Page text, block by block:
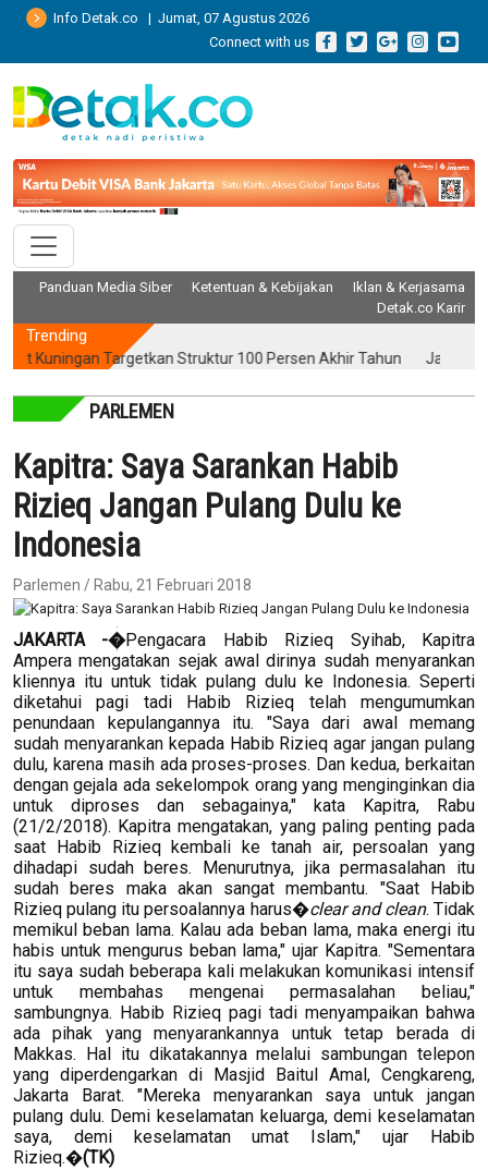
Info Detak.co | Jumat, 07 Agustus 2026
Connect with us
Panduan Media Siber Ketentuan & Kebijakan
Iklan & Kerjasama
Detak.co Karir
Trending
Targetkan Struktur 100 Persen Akhir Tahun Jatim Kinerja
PARLEMEN
Kapitra: Saya Sarankan Habib
Rizieq Jangan Pulang Dulu ke
Indonesia
Parlemen / Rabu, 21 Februari 2018
JAKARTA -�Pengacara Habib Rizieq Syihab, Kapitra
Ampera mengatakan sejak awal dirinya sudah menyarankan
kliennya itu untuk tidak pulang dulu ke Indonesia. Seperti
diketahui pagi tadi Habib Rizieq telah mengumumkan
penundaan kepulangannya itu. "Saya dari awal memang
sudah menyarankan kepada Habib Rizieq agar jangan pulang
dulu, karena masih ada proses-proses. Dan kedua, berkaitan
dengan gejala ada sekelompok orang yang menginginkan dia
untuk diproses dan sebagainya," kata Kapitra, Rabu
(21/2/2018). Kapitra mengatakan, yang paling penting pada
saat Habib Rizieq kembali ke tanah air, persoalan yang
dihadapi sudah beres. Menurutnya, jika permasalahan itu
sudah beres maka akan sangat membantu. "Saat Habib
Rizieq pulang itu persoalannya harus�clear and clean. Tidak
memikul beban lama. Kalau ada beban lama, maka energi itu
habis untuk mengurus beban lama," ujar Kapitra. "Sementara
itu saya sudah beberapa kali melakukan komunikasi intensif
untuk membahas mengenai permasalahan beliau,"
sambungnya. Habib Rizieq pagi tadi menyampaikan bahwa
ada pihak yang menyarankannya untuk tetap berada di
Makkas. Hal itu dikatakannya melalui sambungan telepon
yang diperdengarkan di Masjid Baitul Amal, Cengkareng,
Jakarta Barat. "Mereka menyarankan saya untuk jangan
pulang dulu. Demi keselamatan keluarga, demi keselamatan
saya, demi keselamatan umat Islam," ujar Habib
Rizieq.�(TK)